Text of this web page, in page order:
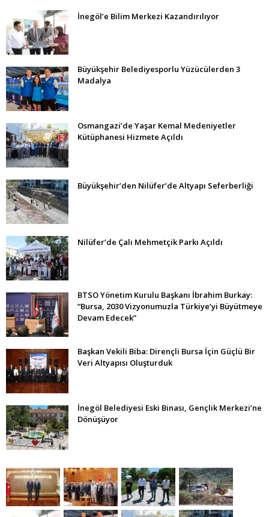
İnegöl’e Bilim Merkezi Kazandırılıyor
Büyükşehir Belediyesporlu Yüzücülerden 3
Madalya
Osmangazi’de Yaşar Kemal Medeniyetler
Kütüphanesi Hizmete Açıldı
Büyükşehir’den Nilüfer’de Altyapı Seferberliği
Nilüfer’de Çalı Mehmetçik Parkı Açıldı
BTSO Yönetim Kurulu Başkanı İbrahim Burkay:
“Bursa, 2030 Vizyonumuzla Türkiye’yi Büyütmeye
Devam Edecek”
Başkan Vekili Biba: Dirençli Bursa İçin Güçlü Bir
Veri Altyapısı Oluşturduk
İnegöl Belediyesi Eski Binası, Gençlik Merkezi’ne
Dönüşüyor